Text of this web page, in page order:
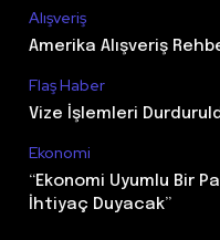
Alışveriş
Amerika Alışveriş
Flaş Haber
Vize İşlemleri
Ekonomi
“Ekonomi Uyumlu Bir
İhtiyaç Duyacak”